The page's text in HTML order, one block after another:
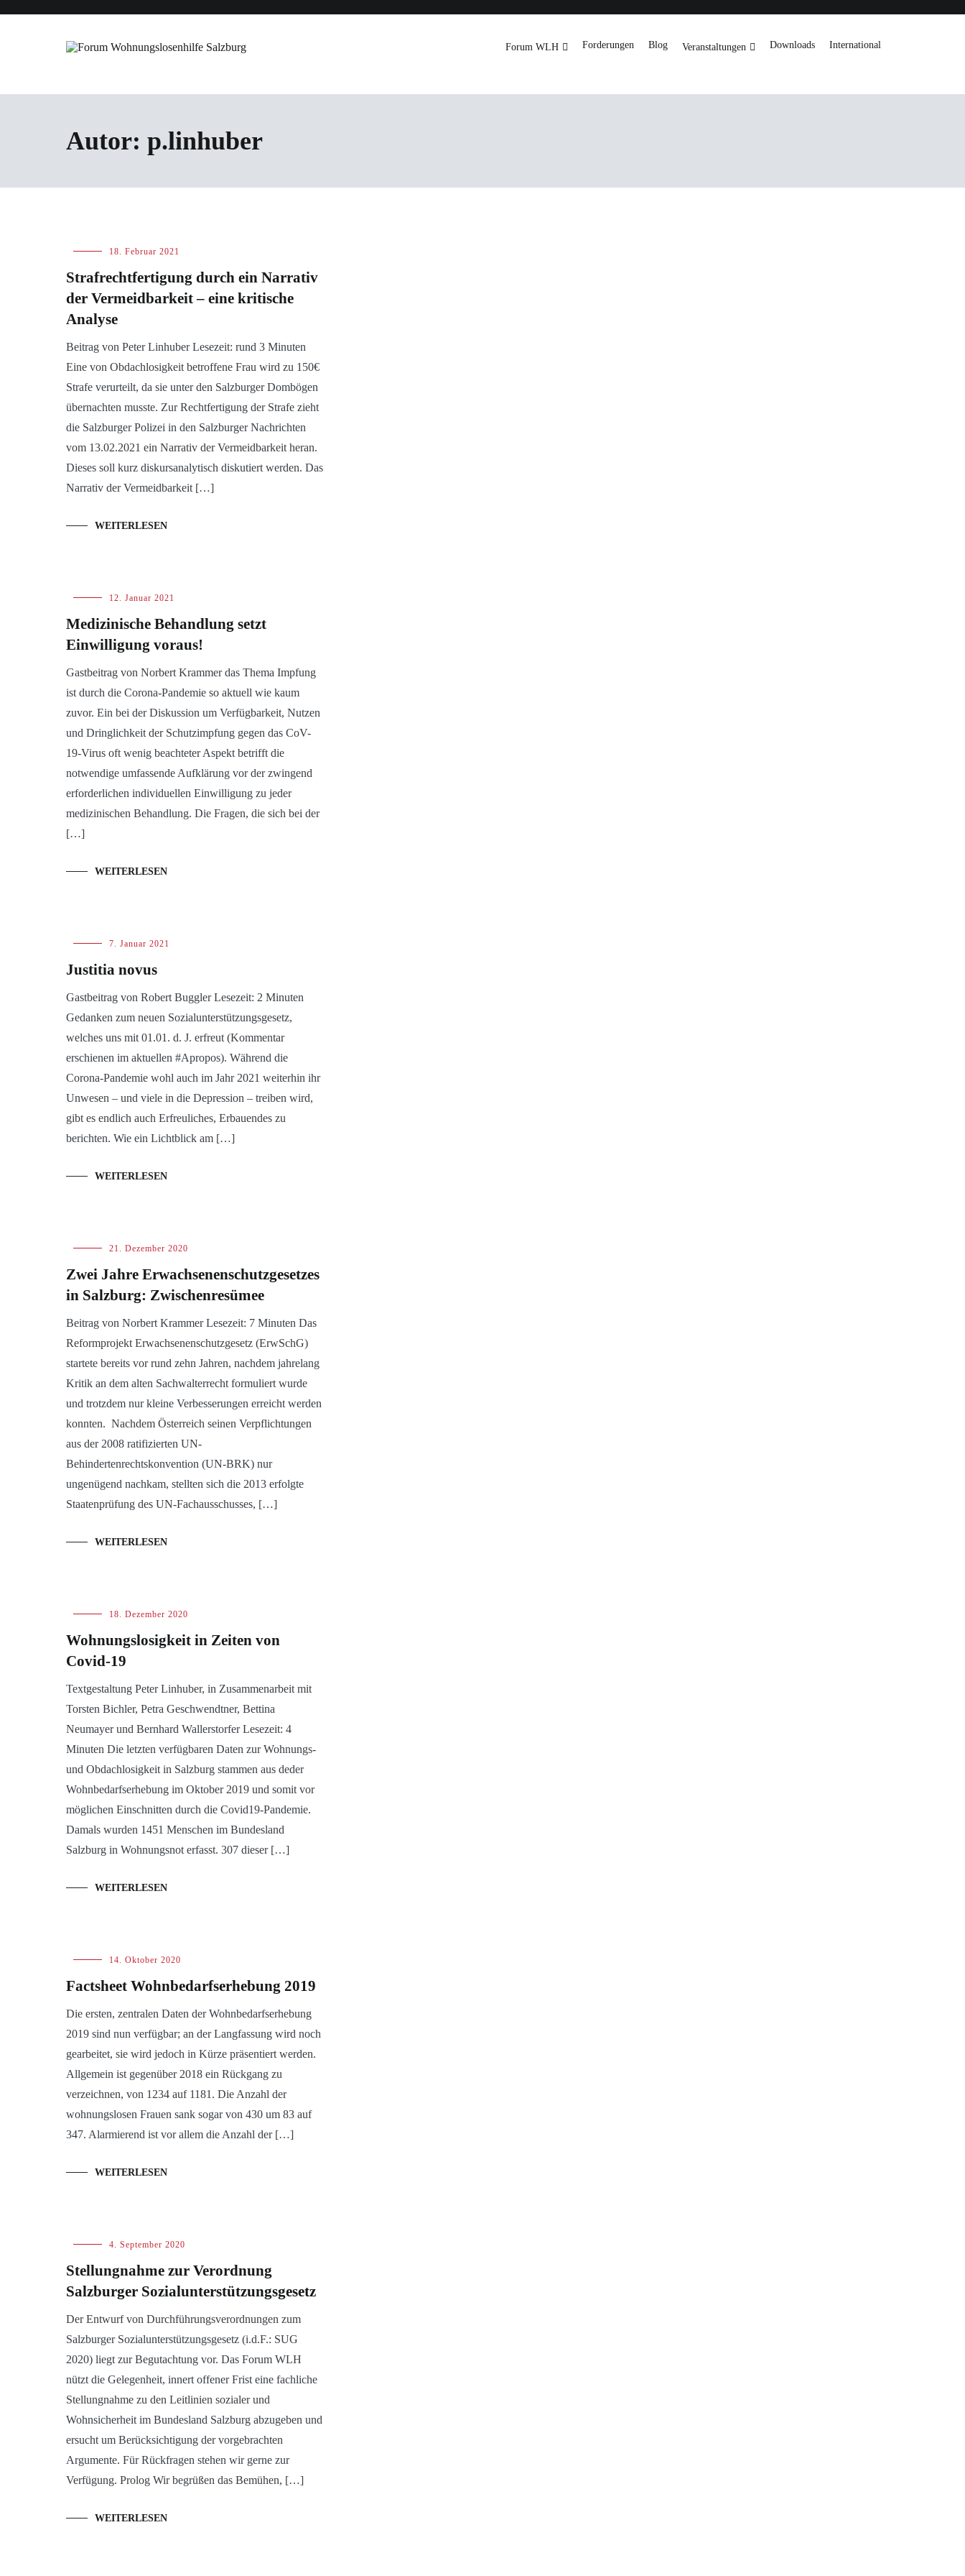
Inhalt
Forum WLH Forderungen Blog Veranstaltungen Downloads International
Autor: p.linhuber
Blog 18. Februar 2021
Strafrechtfertigung durch ein Narrativ
der Vermeidbarkeit – eine kritische
Analyse
Beitrag von Peter Linhuber Lesezeit: rund 3 Minuten
Eine von Obdachlosigkeit betroffene Frau wird zu 150€
Strafe verurteilt, da sie unter den Salzburger Dombögen
übernachten musste. Zur Rechtfertigung der Strafe zieht
die Salzburger Polizei in den Salzburger Nachrichten
vom 13.02.2021 ein Narrativ der Vermeidbarkeit heran.
Dieses soll kurz diskursanalytisch diskutiert werden. Das
Narrativ der Vermeidbarkeit […]
WEITERLESEN
Blog 12. Januar 2021
Medizinische Behandlung setzt
Einwilligung voraus!
Gastbeitrag von Norbert Krammer das Thema Impfung
ist durch die Corona-Pandemie so aktuell wie kaum
zuvor. Ein bei der Diskussion um Verfügbarkeit, Nutzen
und Dringlichkeit der Schutzimpfung gegen das CoV-
19-Virus oft wenig beachteter Aspekt betrifft die
notwendige umfassende Aufklärung vor der zwingend
erforderlichen individuellen Einwilligung zu jeder
medizinischen Behandlung. Die Fragen, die sich bei der
[…]
WEITERLESEN
Blog 7. Januar 2021
Justitia novus
Gastbeitrag von Robert Buggler Lesezeit: 2 Minuten
Gedanken zum neuen Sozialunterstützungsgesetz,
welches uns mit 01.01. d. J. erfreut (Kommentar
erschienen im aktuellen #Apropos). Während die
Corona-Pandemie wohl auch im Jahr 2021 weiterhin ihr
Unwesen – und viele in die Depression – treiben wird,
gibt es endlich auch Erfreuliches, Erbauendes zu
berichten. Wie ein Lichtblick am […]
WEITERLESEN
Blog 21. Dezember 2020
Zwei Jahre Erwachsenenschutzgesetzes
in Salzburg: Zwischenresümee
Beitrag von Norbert Krammer Lesezeit: 7 Minuten Das
Reformprojekt Erwachsenenschutzgesetz (ErwSchG)
startete bereits vor rund zehn Jahren, nachdem jahrelang
Kritik an dem alten Sachwalterrecht formuliert wurde
und trotzdem nur kleine Verbesserungen erreicht werden
konnten. Nachdem Österreich seinen Verpflichtungen
aus der 2008 ratifizierten UN-
Behindertenrechtskonvention (UN-BRK) nur
ungenügend nachkam, stellten sich die 2013 erfolgte
Staatenprüfung des UN-Fachausschusses, […]
WEITERLESEN
Blog 18. Dezember 2020
Wohnungslosigkeit in Zeiten von
Covid-19
Textgestaltung Peter Linhuber, in Zusammenarbeit mit
Torsten Bichler, Petra Geschwendtner, Bettina
Neumayer und Bernhard Wallerstorfer Lesezeit: 4
Minuten Die letzten verfügbaren Daten zur Wohnungs-
und Obdachlosigkeit in Salzburg stammen aus deder
Wohnbedarfserhebung im Oktober 2019 und somit vor
möglichen Einschnitten durch die Covid19-Pandemie.
Damals wurden 1451 Menschen im Bundesland
Salzburg in Wohnungsnot erfasst. 307 dieser […]
WEITERLESEN
Blog ,
der
14. Oktober 2020
Factsheet Wohnbedarfserhebung 2019
Die ersten, zentralen Daten der Wohnbedarfserhebung
2019 sind nun verfügbar; an der Langfassung wird noch
gearbeitet, sie wird jedoch in Kürze präsentiert werden.
Allgemein ist gegenüber 2018 ein Rückgang zu
verzeichnen, von 1234 auf 1181. Die Anzahl der
wohnungslosen Frauen sank sogar von 430 um 83 auf
347. Alarmierend ist vor allem die Anzahl der […]
WEITERLESEN
Blog 4. September 2020
Stellungnahme zur Verordnung
Salzburger Sozialunterstützungsgesetz
Der Entwurf von Durchführungsverordnungen zum
Salzburger Sozialunterstützungsgesetz (i.d.F.: SUG
2020) liegt zur Begutachtung vor. Das Forum WLH
nützt die Gelegenheit, innert offener Frist eine fachliche
Stellungnahme zu den Leitlinien sozialer und
Wohnsicherheit im Bundesland Salzburg abzugeben und
ersucht um Berücksichtigung der vorgebrachten
Argumente. Für Rückfragen stehen wir gerne zur
Verfügung. Prolog Wir begrüßen das Bemühen, […]
WEITERLESEN